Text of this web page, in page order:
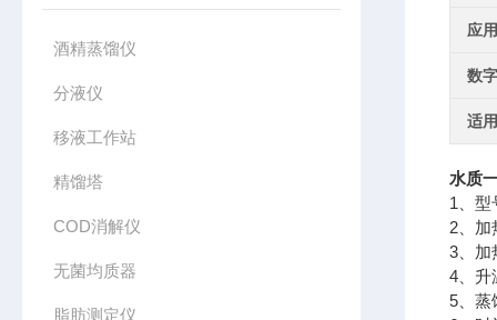
酒精蒸馏仪
分液仪
移液工作站
精馏塔
COD消解仪
无菌均质器
脂肪测定仪
应
数
适
水质
1、型
2、加
3、加
4、升
5、蒸